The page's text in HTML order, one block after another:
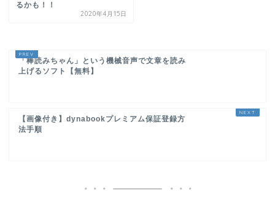
るかも！！
2020年4月15日
「棒読みちゃん」という機械音声で文章を読み
上げるソフト【無料】
【画像付き】dynabookプレミアム保証登録方
法手順